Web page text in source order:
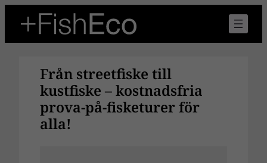
innehåll
Från streetfiske till
kustfiske – kostnadsfria
prova-på-fisketurer för
alla!